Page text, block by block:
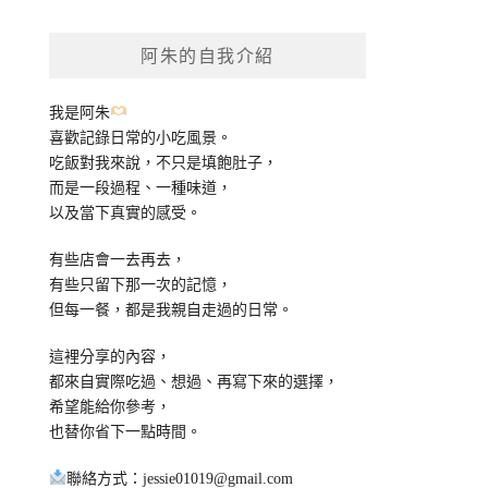
阿朱的自我介紹
我是阿朱
喜歡記錄日常的小吃風景。
吃飯對我來說，不只是填飽肚子，
而是一段過程、一種味道，
以及當下真實的感受。
有些店會一去再去，
有些只留下那一次的記憶，
但每一餐，都是我親自走過的日常。
這裡分享的內容，
都來自實際吃過、想過、再寫下來的選擇，
希望能給你參考，
也替你省下一點時間。
聯絡方式：jessie01019@gmail.com